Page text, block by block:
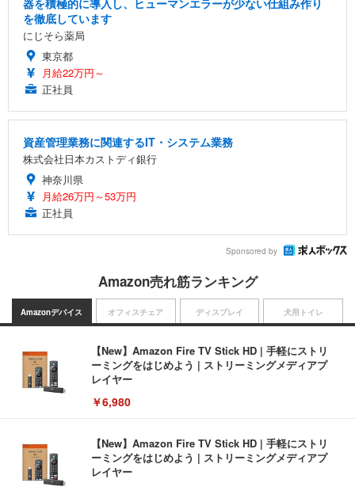
器を積極的に導入し、ヒューマンエラーが少ない仕組み作り
を徹底しています
にじそら薬局
東京都
月給22万円～
正社員
資産管理業務に関連するIT・システム業務
株式会社日本カストディ銀行
神奈川県
月給26万円～53万円
正社員
Sponsored by
Amazon売れ筋ランキング
Amazonデバイス
【New】Amazon Fire TV Stick HD | 手軽にストリ
ーミングをはじめよう | ストリーミングメディアプ
レイヤー
￥6,980
【New】Amazon Fire TV Stick HD | 手軽にストリ
ーミングをはじめよう | ストリーミングメディアプ
レイヤー
オフィスチェア ディスプレイ 犬用トイレ